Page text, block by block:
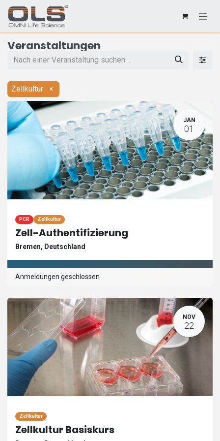
Veranstaltungen
Zellkultur ×
JAN
01
PCR Zellkultur
Zell-Authentifizierung
Bremen, Deutschland
Anmeldungen geschlossen
NOV
22
Zellkultur
Zellkultur Basiskurs